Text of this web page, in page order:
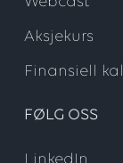
Aksjekurs
Finansiell
FØLG OSS